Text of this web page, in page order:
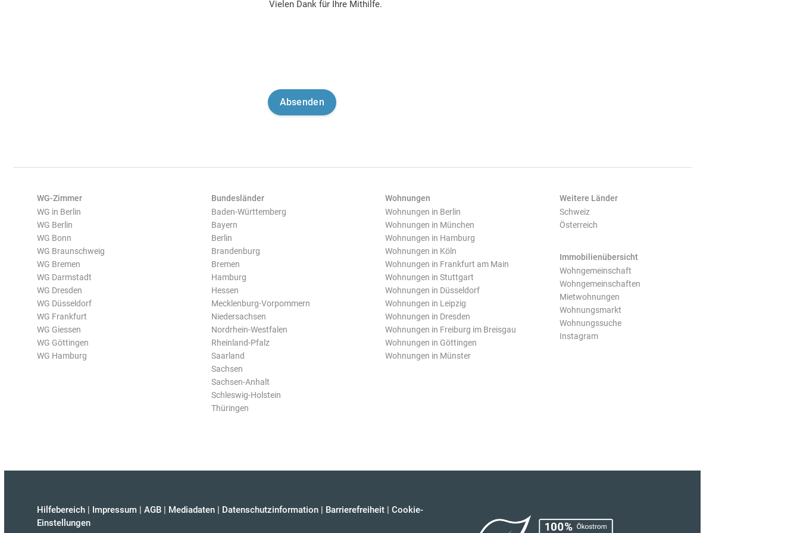
Vielen Dank für Ihre Mithilfe.
WG-Zimmer
WG in Berlin
WG Berlin
WG Bonn
WG Braunschweig
WG Bremen
WG Darmstadt
WG Dresden
WG Düsseldorf
WG Frankfurt
WG Giessen
WG Göttingen
WG Hamburg
Bundesländer
Baden-Württemberg
Bayern
Berlin
Brandenburg
Bremen
Hamburg
Hessen
Mecklenburg-Vorpommern
Niedersachsen
Nordrhein-Westfalen
Rheinland-Pfalz
Saarland
Sachsen
Sachsen-Anhalt
Schleswig-Holstein
Thüringen
Wohnungen
Wohnungen in Berlin
Wohnungen in München
Wohnungen in Hamburg
Wohnungen in Köln
Wohnungen in Frankfurt am Main
Wohnungen in Stuttgart
Wohnungen in Düsseldorf
Wohnungen in Leipzig
Wohnungen in Dresden
Wohnungen in Freiburg im Breisgau
Wohnungen in Göttingen
Wohnungen in Münster
Weitere Länder
Schweiz
Österreich
Immobilienübersicht
Wohngemeinschaft
Wohngemeinschaften
Mietwohnungen
Wohnungsmarkt
Wohnungssuche
Instagram
Hilfebereich | Impressum | AGB | Mediadaten | Datenschutzinformation | Barrierefreiheit | Cookie-
Einstellungen